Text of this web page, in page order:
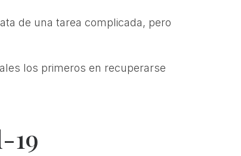
de una tarea complicada, pero
los primeros en recuperarse
19